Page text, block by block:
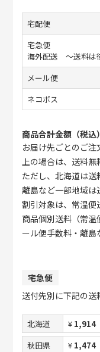
宅配便
宅急便
海外配送 〜送料は
メール便
ネコポス
商品合計金額（税込
お届け先ごとのご
上の場合は、送料無
ただし、北海道は送
離島など一部地域は
割引対象は、常温便
商品個別送料（常
ール便手数料・離島
宅急便
送付先別に下記の
北海道 ¥ 1,914
秋田県
¥ 1,474